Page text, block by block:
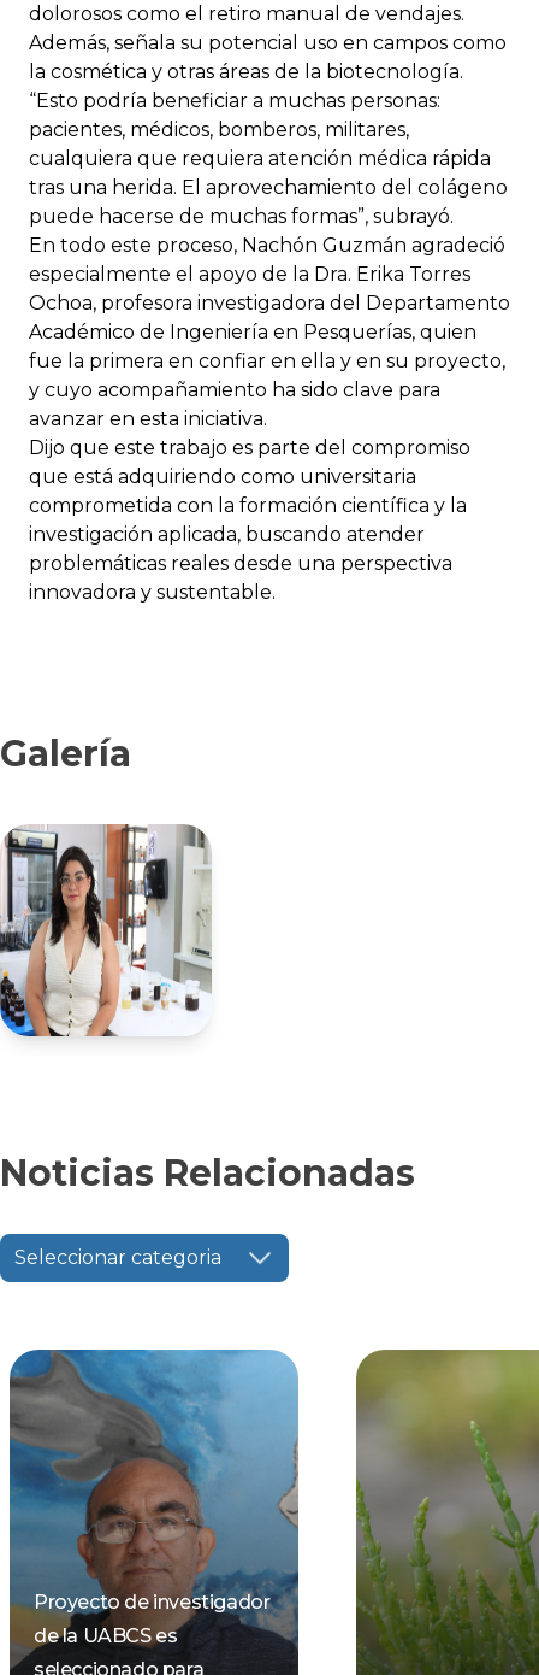
dolorosos como el retiro manual de vendajes.
Además, señala su potencial uso en campos como
la cosmética y otras áreas de la biotecnología.
“Esto podría beneficiar a muchas personas:
pacientes, médicos, bomberos, militares,
cualquiera que requiera atención médica rápida
tras una herida. El aprovechamiento del colágeno
puede hacerse de muchas formas”, subrayó.
En todo este proceso, Nachón Guzmán agradeció
especialmente el apoyo de la Dra. Erika Torres
Ochoa, profesora investigadora del Departamento
Académico de Ingeniería en Pesquerías, quien
fue la primera en confiar en ella y en su proyecto,
y cuyo acompañamiento ha sido clave para
avanzar en esta iniciativa.
Dijo que este trabajo es parte del compromiso
que está adquiriendo como universitaria
comprometida con la formación científica y la
investigación aplicada, buscando atender
problemáticas reales desde una perspectiva
innovadora y sustentable.
Galería
Noticias Relacionadas
Seleccionar categoria
Proyecto de investigador
de la UABCS es
seleccionado para